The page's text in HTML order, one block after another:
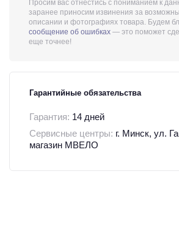
Просим вас отнестись с пониманием к
заранее приносим извинения за
описании и фотографиях товара. Будем
сообщение об ошибках — это поможет
еще точнее!
Гарантийные обязательства
Гарантия: 14 дней
Сервисные центры: г. Минск, ул.
магазин МВЕЛО